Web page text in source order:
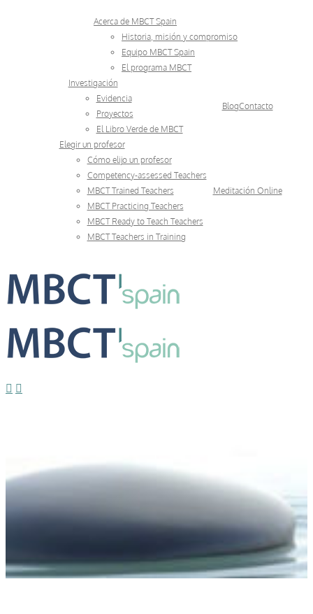
Acerca de MBCT Spain
Historia, misión y compromiso
Equipo MBCT Spain
El programa MBCT
Investigación
Evidencia
Proyectos
El Libro Verde de MBCT
BlogContacto
Elegir un profesor
Cómo elijo un profesor
Competency-assessed Teachers
MBCT Trained Teachers
MBCT Practicing Teachers
MBCT Ready to Teach Teachers
MBCT Teachers in Training
Meditación Online